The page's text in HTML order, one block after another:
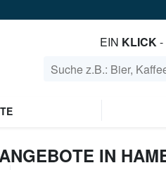
EIN KLICK-
IN